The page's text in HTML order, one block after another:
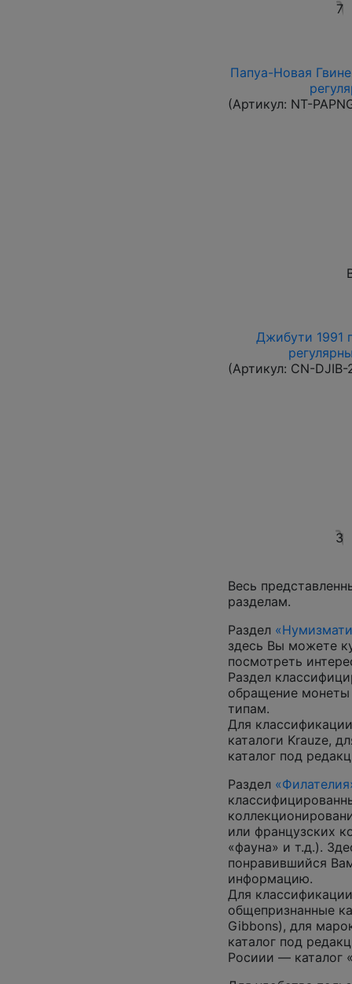
7
Папуа-Новая
(Артикул: NT-
Джибути 1991
(Артикул: CN-DJIB-
3
Весь
разделам.
Раздел
здесь Вы можете
посмотреть
Раздел
обращение
типам.
Для
каталоги Krauze,
каталог под
Раздел
или французских
«фауна» и т.д.).
понравившийся
информацию.
Для
общепризнанные
Gibbons), для
каталог под
Росиии — каталог